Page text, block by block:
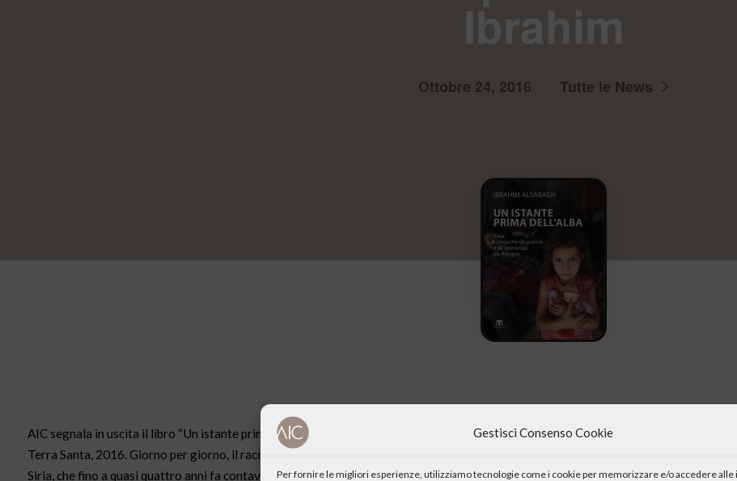
Gestisci Consenso Cookie
Per fornire le migliori esperienze, utilizziamo tecnologie come i cookie per memorizzare e/o accedere
Ottobre 24, 2016 Tutte le News
AIC segnala in uscita il libro “Un istante prima dell’alba. Siria. Cronache di guerra e di speranza da Aleppo” di padre Ibrahim Alsabagh,
Terra Santa, 2016. Giorno per giorno, il racconto impressionante di padre Ibrahim, frate francescano e parroco di Aleppo. La seconda
Siria, che fino a quasi quattro anni fa contava complessivamente circa quattro milioni di abitanti, oggi è occupata per metà